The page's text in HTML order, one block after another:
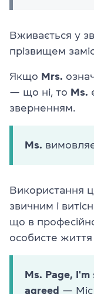
Вживається у
прізвищем
Якщо Mrs.
— що ні, то Ms.
зверненням.
Ms.
Використання
звичним і
що в
особисте
Ms. Page,
agreed —